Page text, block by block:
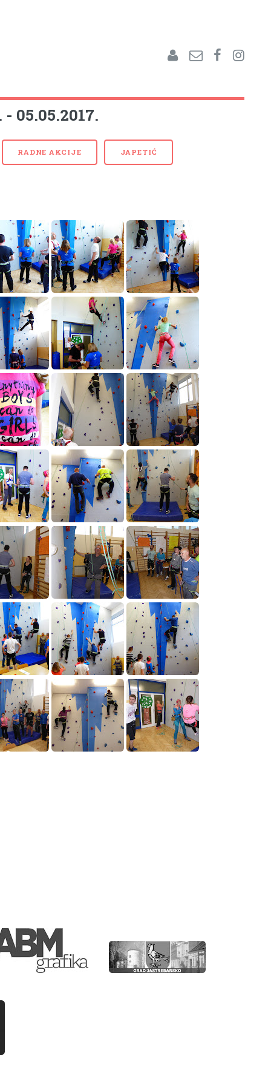
05.05.2017.
RADNE AKCIJE JAPETIĆ